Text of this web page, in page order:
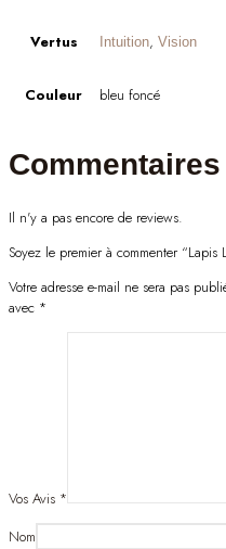
Vertus Intuition, Vision
Couleur bleu foncé
Commentaires
Il n'y a pas encore de reviews.
Soyez le premier à commenter
Votre adresse e-mail ne sera pas
avec *
Vos Avis *
Nom